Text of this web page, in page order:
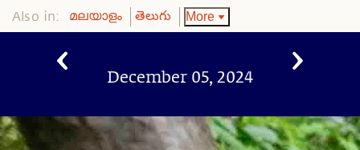
Also in: മലയാളം తెలుగు More
December 05, 2024